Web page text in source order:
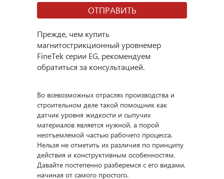
Прежде, чем купить
магнитострикционный уровнемер
FineTek серии EG, рекомендуем
обратиться за консультацией.
Во всевозможных отраслях производства и
строительном деле такой помощник как
датчик уровня жидкости и сыпучих
материалов является нужной, а порой
неотъемлемой частью рабочего процесса.
Нельзя не отметить их различия по принципу
действия и конструктивным особенностям.
Давайте постепенно разберемся с его видами,
начиная от самого простого.